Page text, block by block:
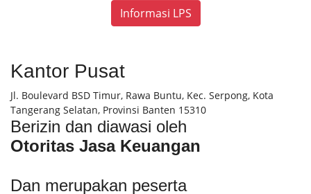
Informasi LPS
Kantor Pusat
Jl. Boulevard BSD Timur, Rawa Buntu, Kec. Serpong, Kota
Tangerang Selatan, Provinsi Banten 15310
Berizin dan diawasi oleh
Otoritas Jasa Keuangan
Dan merupakan peserta